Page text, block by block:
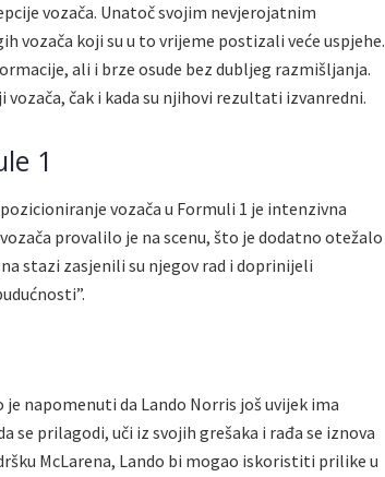
vozača. Unatoč svojim nevjerojatnim
vozača koji su u to vrijeme postizali veće uspjehe.
ali i brze osude bez dubljeg razmišljanja.
čak i kada su njihovi rezultati izvanredni.
1
vozača u Formuli 1 je intenzivna
provalilo je na scenu, što je dodatno otežalo
stazi zasjenili su njegov rad i doprinijeli
napomenuti da Lando Norris još uvijek ima
se prilagodi, uči iz svojih grešaka i rađa se iznova
McLarena, Lando bi mogao iskoristiti prilike u